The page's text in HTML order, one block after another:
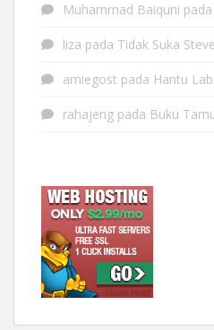
Muhammad Baiquni pada
liza pada Tidak Suka
amiegost pada Hantu Lab
rahajeng pada Buku